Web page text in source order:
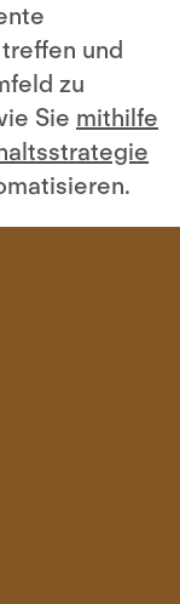
und
zu
Sie mithilfe